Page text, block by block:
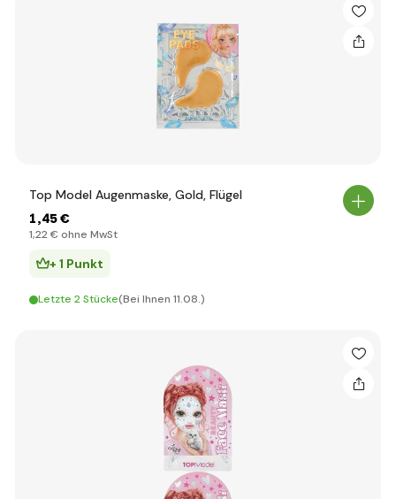
Top Model Augenmaske, Gold, Flügel
1,45 €
1,22 € ohne MwSt
+ 1 Punkt
Letzte 2 Stücke(Bei Ihnen 11.08.)